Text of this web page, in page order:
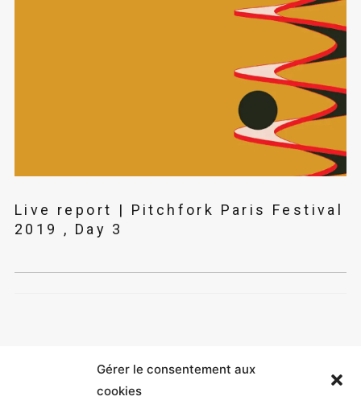
Gérer le consentement aux
cookies
Live report | Pitchfork Paris Festival
2019 , Day 3